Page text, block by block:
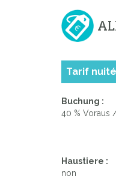
Tarif
Buchung :
40 % Voraus
Haustiere :
non